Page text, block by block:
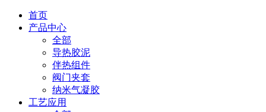
首页
产品中心
全部
导热胶泥
伴热组件
阀门夹套
纳米气凝胶
工艺应用